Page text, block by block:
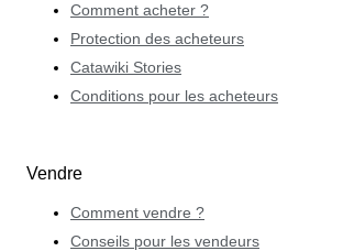
Comment acheter ?
Protection des acheteurs
Catawiki Stories
Conditions pour les acheteurs
Vendre
Comment vendre ?
Conseils pour les vendeurs